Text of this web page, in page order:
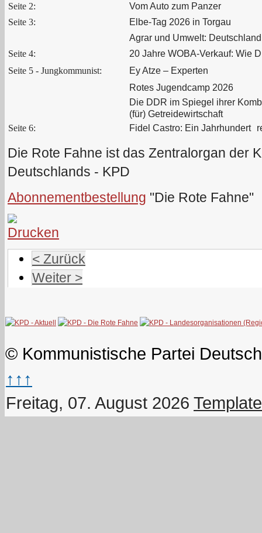
Seite 2:
Vom Auto zum Panzer
Seite 3:
Elbe-Tag 2026 in Torgau
Agrar und Umwelt:
Seite 4:
20 Jahre WOBA-Verkauf: Wie
Seite 5 - Jungkommunist:
Ey Atze – Experten
Rotes Jugendcamp 2026
Die DDR im Spiegel ihrer
(für) Getreidewirtschaft
Seite 6:
Fidel Castro: Ein Jahrhundert
Die Rote Fahne ist das Zentralorgan der
Deutschlands - KPD
Abonnementbestellung "Die Rote Fahne"
< Zurück
Weiter >
© Kommunistische Partei
↑↑↑
Freitag, 07. August 2026